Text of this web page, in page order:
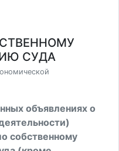
СУДА
объявлениях о
собственному